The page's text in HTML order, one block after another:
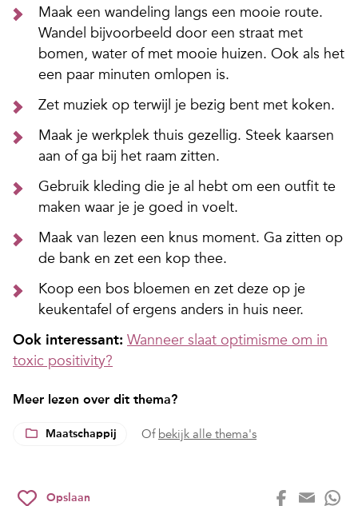
Maak een wandeling langs een mooie route.
Wandel bijvoorbeeld door een straat met
bomen, water of met mooie huizen. Ook als het
een paar minuten omlopen is.
Zet muziek op terwijl je bezig bent met koken.
Maak je werkplek thuis gezellig. Steek kaarsen
aan of ga bij het raam zitten.
Gebruik kleding die je al hebt om een outfit te
maken waar je je goed in voelt.
Maak van lezen een knus moment. Ga zitten op
de bank en zet een kop thee.
Koop een bos bloemen en zet deze op je
keukentafel of ergens anders in huis neer.
Ook interessant: Wanneer slaat optimisme om in
toxic positivity?
Meer lezen over dit thema?
Maatschappij Of bekijk alle thema's
Opslaan